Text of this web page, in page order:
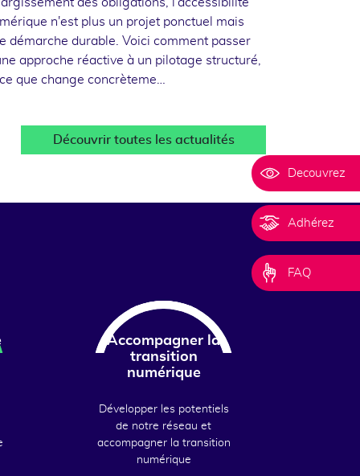
Decouvrez
Adhérez
FAQ
des obligations, l'accessibilité
n'est plus un projet ponctuel mais
démarche durable. Voici comment passer
approche réactive à un pilotage structuré,
que change concrèteme…
Découvrir toutes les actualités
Accompagner la
transition
numérique
Développer les potentiels
de notre réseau et
accompagner la transition
numérique